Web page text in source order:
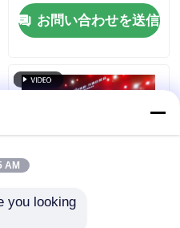
お問い合わせを送信
AM
you looking